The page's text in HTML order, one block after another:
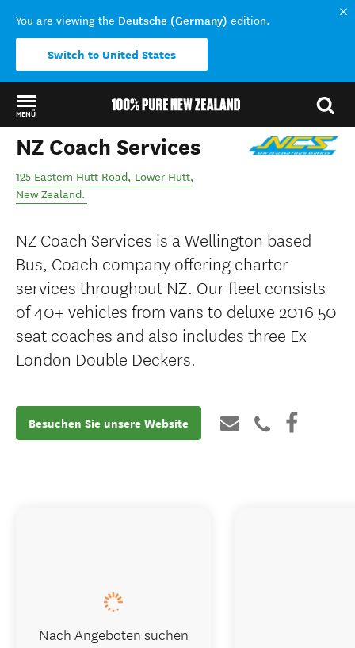
You are viewing the Deutsche (Germany) edition.
Switch to United States
MENÜ
Back to my results
NZ Coach Services
125 Eastern Hutt Road, Lower Hutt,
New Zealand.
NZ Coach Services is a Wellington based
Bus, Coach company offering charter
services throughout NZ. Our fleet consists
of 40+ vehicles from vans to deluxe 2016 50
seat coaches and also includes three Ex
London Double Deckers.
Besuchen Sie unsere Website
Nach Angeboten suchen